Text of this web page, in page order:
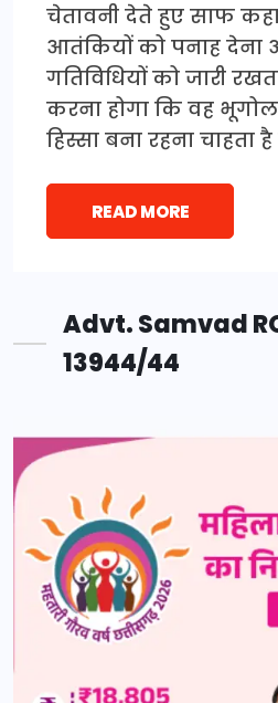
चेतावनी देते हुए साफ
आतंकियों को पनाह देना
गतिविधियों को जारी
करना होगा कि वह
हिस्सा बना रहना चाहता
READ MORE
Advt. Samvad
13944/44